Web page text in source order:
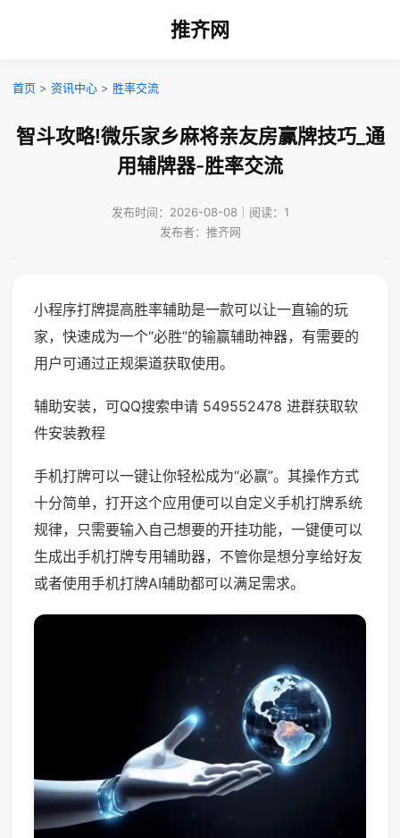
推齐网
首页 > 资讯中心 > 胜率交流
智斗攻略!微乐家乡麻将亲友房赢牌技巧_通
用辅牌器-胜率交流
发布时间：2026-08-08｜阅读：1
发布者：推齐网
小程序打牌提高胜率辅助是一款可以让一直输的玩
家，快速成为一个“必胜”的输赢辅助神器，有需要的
用户可通过正规渠道获取使用。
辅助安装，可QQ搜索申请 549552478 进群获取软
件安装教程
手机打牌可以一键让你轻松成为“必赢”。其操作方式
十分简单，打开这个应用便可以自定义手机打牌系统
规律，只需要输入自己想要的开挂功能，一键便可以
生成出手机打牌专用辅助器，不管你是想分享给好友
或者使用手机打牌AI辅助都可以满足需求。